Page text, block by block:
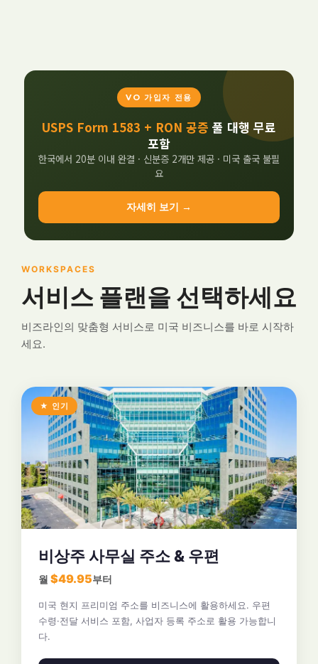
VO 가입자 전용
USPS Form 1583 + RON 공증 풀 대행 무료
포함
한국에서 20분 이내 완결 · 신분증 2개만 제공 · 미국 출국 불필
요
자세히 보기 →
WORKSPACES
서비스 플랜을 선택하세요
비즈라인의 맞춤형 서비스로 미국 비즈니스를 바로 시작하
세요.
★ 인기
비상주 사무실 주소 & 우편
월 $49.95부터
미국 현지 프리미엄 주소를 비즈니스에 활용하세요. 우편
수령·전달 서비스 포함, 사업자 등록 주소로 활용 가능합니
다.